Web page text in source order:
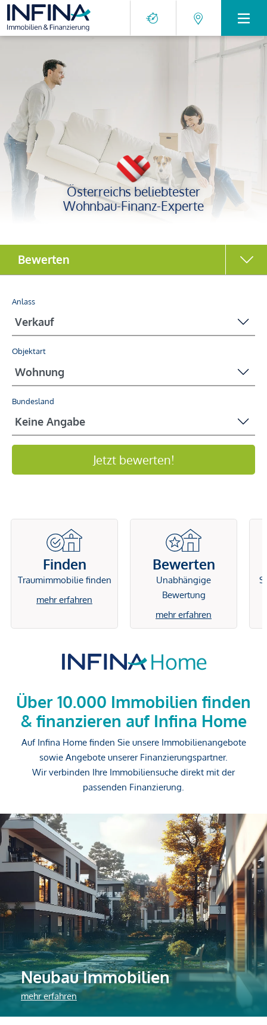
Österreichs beliebtester
Wohnbau-Finanz-Experte
Anlass
Objektart
Bundesland
Jetzt bewerten!
Bewerten
Finden
Traumimmobilie finden
mehr erfahren
Bewerten
Unabhängige
Bewertung
mehr erfahren
Über 10.000 Immobilien finden
& finanzieren auf Infina Home
Auf Infina Home finden Sie unsere Immobilienangebote
sowie Angebote unserer Finanzierungspartner.
Wir verbinden Ihre Immobiliensuche direkt mit der
passenden Finanzierung.
Neubau Immobilien
mehr erfahren